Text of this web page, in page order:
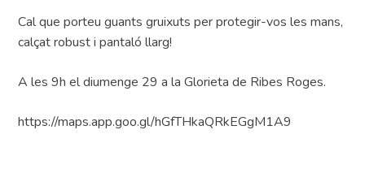
Cal que porteu guants gruixuts per protegir-vos les mans,
calçat robust i pantaló llarg!
A les 9h el diumenge 29 a la Glorieta de Ribes Roges.
https://maps.app.goo.gl/hGfTHkaQRkEGgM1A9